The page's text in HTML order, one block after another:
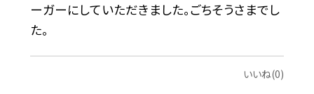
ーガーにしていただきました。ごちそうさまでし
た。
いいね(0)